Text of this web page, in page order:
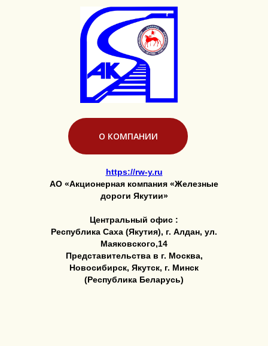
https://rw-y.ru
АО «Акционерная компания «Железные
дороги Якутии»
Центральный офис :
Республика Саха (Якутия), г. Алдан, ул.
Маяковского,14
Представительства в г. Москва,
Новосибирск, Якутск, г. Минск
(Республика Беларусь)
О КОМПАНИИ